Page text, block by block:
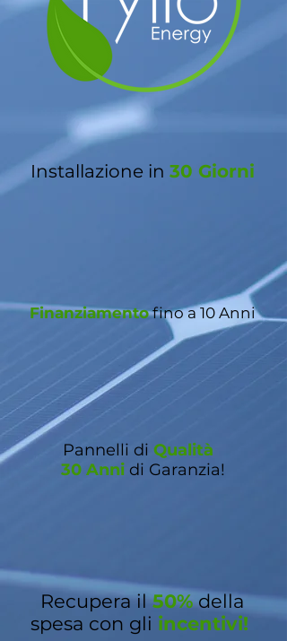
Installazione in 30 Giorni
Finanziamentofino a 10 Anni
Pannelli di Qualità
30 Annidi Garanzia!
Recupera il50%della
spesa con gli incentivi!